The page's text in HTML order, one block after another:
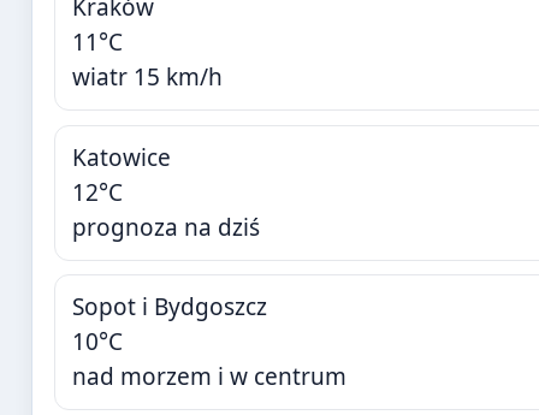
Kraków
11°C
wiatr 15 km/h
Katowice
12°C
prognoza na dziś
Sopot i Bydgoszcz
10°C
nad morzem i w centrum